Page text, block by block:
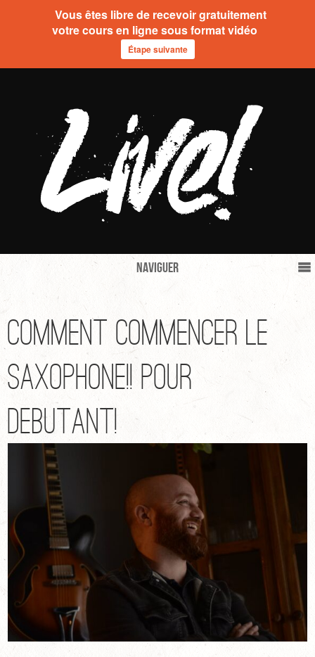
Naviguer
Comment commencer le
saxophone!! pour
debutant!
Vous êtes libre de recevoir gratuitement
votre cours en ligne sous format vidéo
Étape suivante